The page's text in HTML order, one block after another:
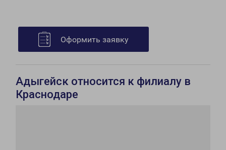
Оформить заявку
Адыгейск относится к филиалу в
Краснодаре